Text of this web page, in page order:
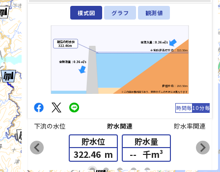
熊野川(くまのがわ)
list_alt
模式図 グラフ 観測値
※この図は模式図であり、実際のダムの形状とは異なります
平常時最高貯水位：323.50m
最低水位：293.50m
現在の貯水位
322.46m
全流入量：0.36㎥/s
全放流量：0.36㎥/s
時間毎10分毎
下流の水位 貯水関連 貯水率関連
貯水位
322.46 m
貯水量
-- 千m³
chevron_left chevron_right